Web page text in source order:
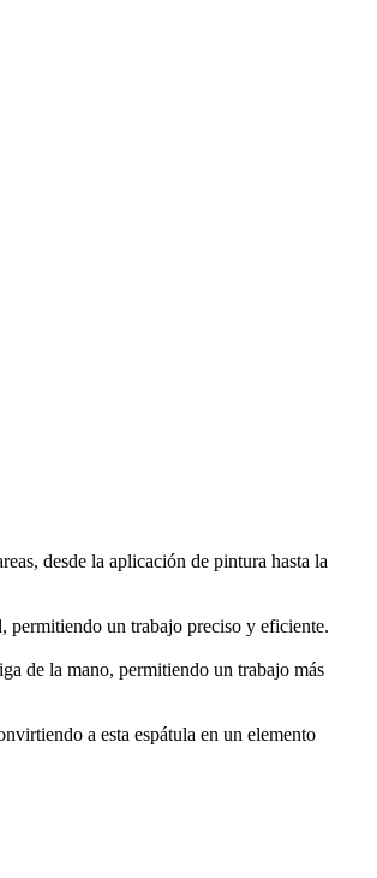
desde la aplicación de pintura hasta la
permitiendo un trabajo preciso y eficiente.
de la mano, permitiendo un trabajo más
a esta espátula en un elemento